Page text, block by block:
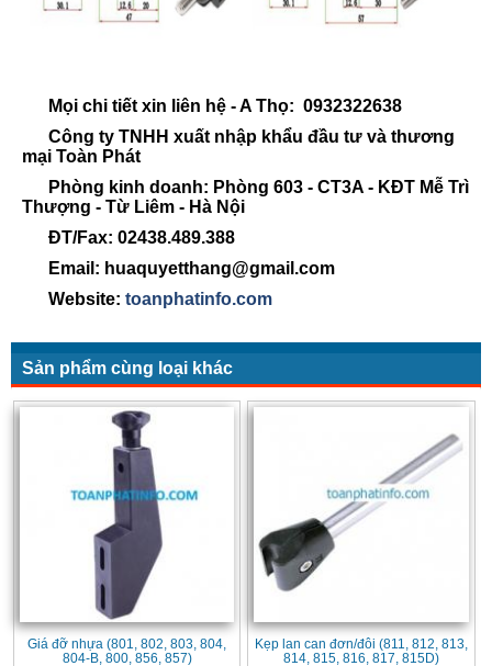
Mọi chi tiết xin liên hệ - A Thọ: 0932322638
Công ty TNHH xuất nhập khẩu đầu tư và thương
mại Toàn Phát
Phòng kinh doanh: Phòng 603 - CT3A - KĐT Mễ Trì
Thượng - Từ Liêm - Hà Nội
ĐT/Fax: 02438.489.388
Email: huaquyetthang@gmail.com
Website: toanphatinfo.com
Sản phẩm cùng loại khác
Giá đỡ nhựa (801, 802, 803, 804,
804-B, 800, 856, 857)
Kẹp lan can đơn/đôi (811, 812, 813,
814, 815, 816, 817, 815D)